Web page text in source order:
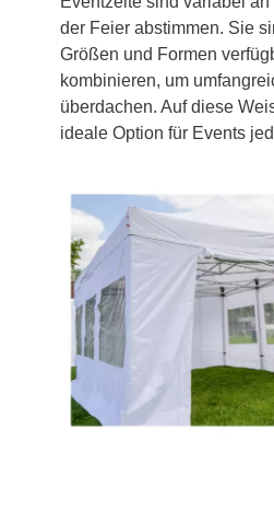
der Feier abstimmen. Sie
Größen und Formen
kombinieren, um
überdachen. Auf diese
ideale Option für Events